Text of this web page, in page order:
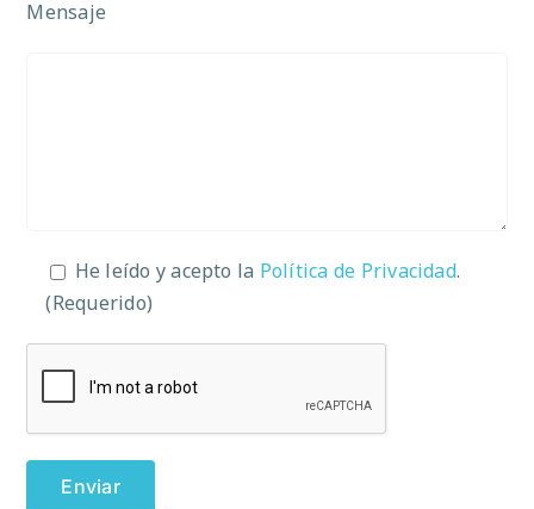
Mensaje
He leído y acepto la Política de Privacidad.
(Requerido)